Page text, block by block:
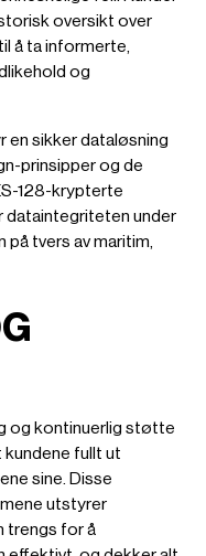
oversikt over
å ta informerte,
og
en sikker dataløsning
prinsipper og de
128-krypterte
dataintegriteten under
tvers av maritim,
og kontinuerlig støtte
kundene fullt ut
sine. Disse
utstyrer
trengs for å